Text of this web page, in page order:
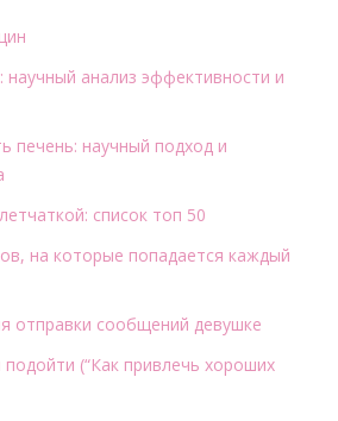
научный анализ эффективности и
печень: научный подход и
список топ 50
на которые попадается каждый
отправки сообщений девушке
подойти (“Как привлечь хороших